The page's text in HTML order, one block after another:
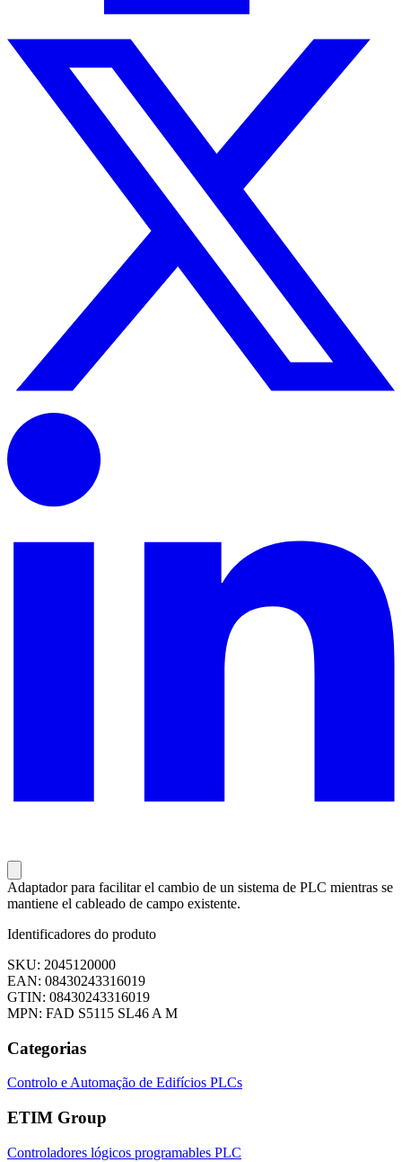
Adaptador para facilitar el cambio de un sistema de PLC mientras se
mantiene el cableado de campo existente.
Identificadores do produto
SKU: 2045120000
EAN: 08430243316019
GTIN: 08430243316019
MPN: FAD S5115 SL46 A M
Categorias
Controlo e Automação de Edifícios PLCs
ETIM Group
Controladores lógicos programables PLC